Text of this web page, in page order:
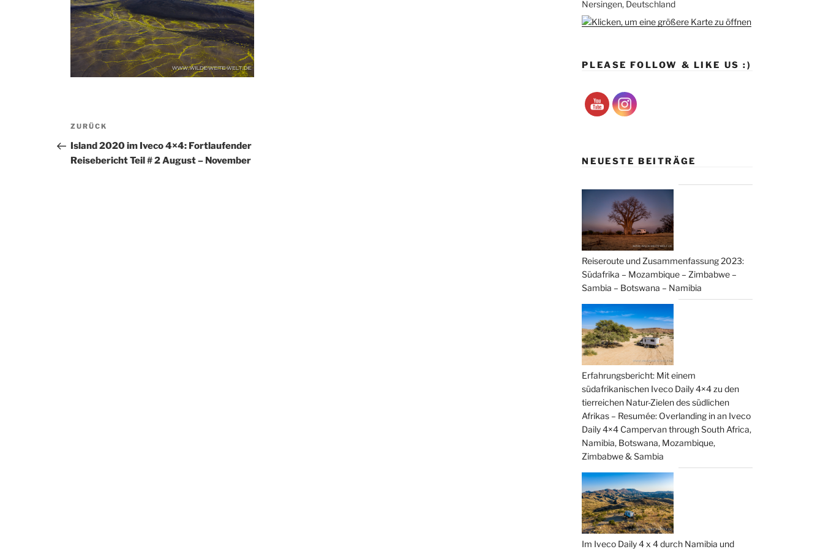
Beitragsnavigation
Vorheriger
Beitrag
ZURÜCK
Island 2020 im Iveco 4×4: Fortlaufender
Reisebericht Teil # 2 August – November
Nersingen, Deutschland
PLEASE FOLLOW & LIKE US :)
NEUESTE BEITRÄGE
Reiseroute und Zusammenfassung 2023:
Südafrika – Mozambique – Zimbabwe –
Sambia – Botswana – Namibia
Erfahrungsbericht: Mit einem
südafrikanischen Iveco Daily 4×4 zu den
tierreichen Natur-Zielen des südlichen
Afrikas – Resumée: Overlanding in an Iveco
Daily 4×4 Campervan through South Africa,
Namibia, Botswana, Mozambique,
Zimbabwe & Sambia
Im Iveco Daily 4 x 4 durch Namibia und